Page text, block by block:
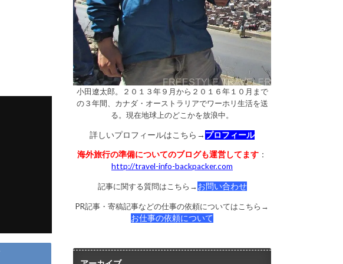
小田遼太郎。２０１３年９月から２０１６年１０月まで
の３年間、カナダ・オーストラリアでワーホリ生活を送
る。現在地球上のどこかを放浪中。
詳しいプロフィールはこちら→ プロフィール
海外旅行の準備についてのブログも運営してます ：
http://travel-info-backpacker.com
記事に関する質問はこちら→お問い合わせ
PR記事・寄稿記事などの仕事の依頼についてはこちら→
お仕事の依頼について